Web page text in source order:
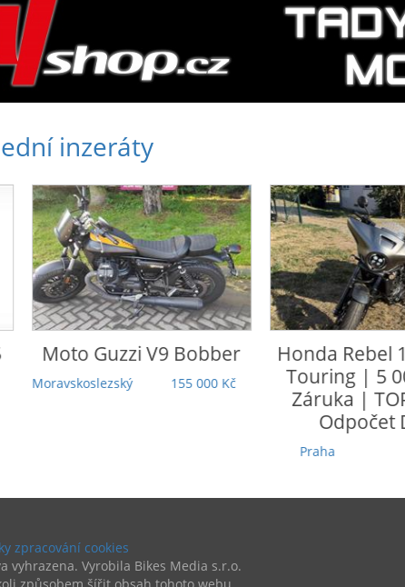
inzeráty
GuzziV9 Bobber
155 000 Kč
Honda
Rebel 1100 DCT
Touring | 5 000 km |
Záruka | TOP stav |
Odpočet DPH
279 000 Kč
zpracování cookies
vyhrazena. Vyrobila Bikes Media s.r.o.